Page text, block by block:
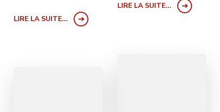
LIRE LA SUITE...
LIRE LA SUITE...